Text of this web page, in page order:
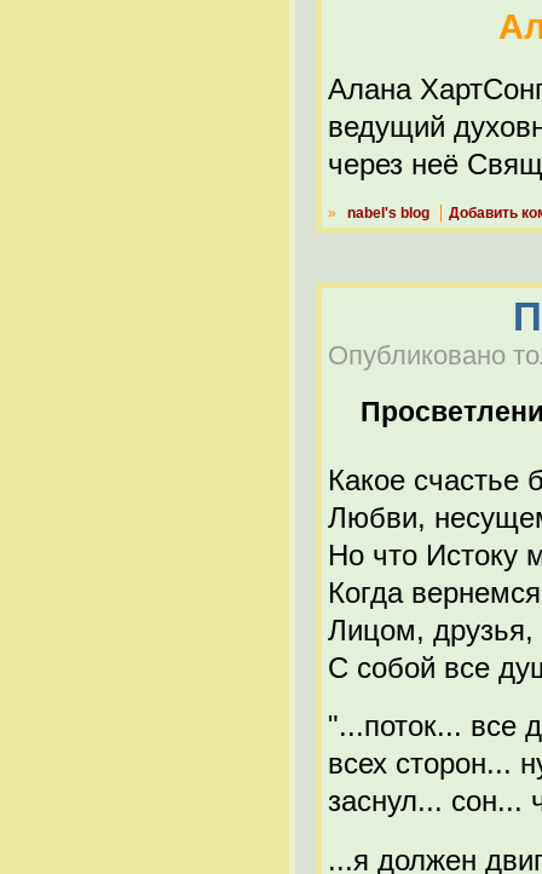
Алана
ведущий
через неё
» nabel's blog Добавить
Опубликовано
Какое счастье
Любви,
Но что Истоку
Когда
Лицом, друзья,
С собой все
"...поток... все
всех сторон...
заснул... сон...
...я должен